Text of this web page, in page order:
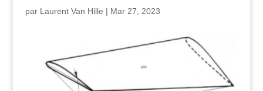
par Laurent Van Hille | Mar 27, 2023